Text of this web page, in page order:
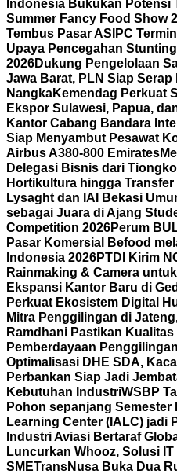
Indonesia Bukukan Potensi
Summer Fancy Food Show
Tembus Pasar AS IPC
Upaya Pencegahan
2026Dukung Pengelolaan
Jawa Barat, PLN Siap
NangkaKemendag Perkuat
Ekspor Sulawesi, Papua,
Kantor Cabang Bandara
Siap Menyambut Pesawat
Airbus A380-800 Emirates
Delegasi Bisnis dari
Hortikultura hingga
Lysaght dan IAI Bekasi
sebagai Juara di Ajang
Competition 2026Perum
Pasar Komersial Befood
Indonesia 2026PTDI Kirim
Rainmaking & Camera
Ekspansi Kantor Baru di
Perkuat Ekosistem Digital
Mitra Penggilingan di
Ramdhani Pastikan
Pemberdayaan
Optimalisasi DHE SDA,
Perbankan Siap Jadi
Kebutuhan IndustriWSBP
Pohon sepanjang Semester
Learning Center (IALC) jadi
Industri Aviasi Bertaraf
Luncurkan Whooz, Solusi
SMETransNusa Buka Dua